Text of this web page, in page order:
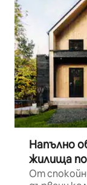
Напълно
жилища
От